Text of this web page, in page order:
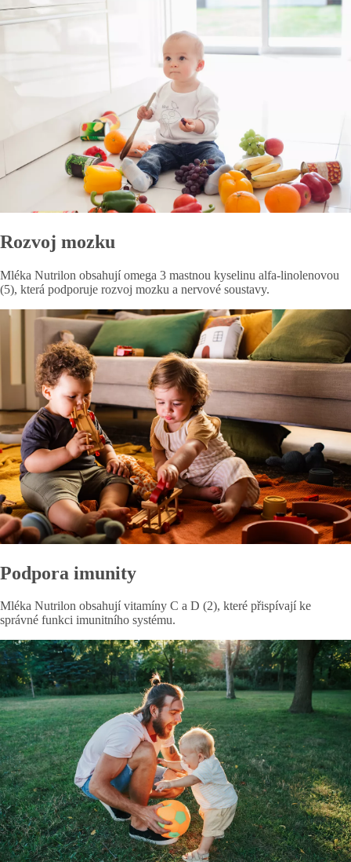
Rozvoj mozku
Mléka Nutrilon obsahují omega 3 mastnou kyselinu alfa-linolenovou
(5), která podporuje rozvoj mozku a nervové soustavy.
Podpora imunity
Mléka Nutrilon obsahují vitamíny C a D (2), které přispívají ke
správné funkci imunitního systému.